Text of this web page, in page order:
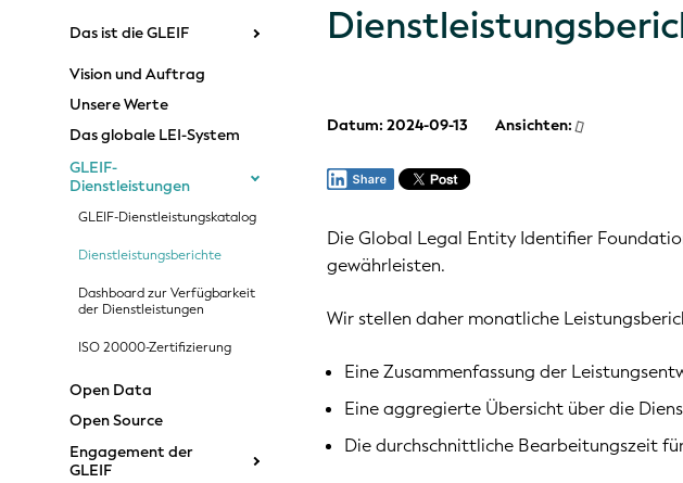
Das ist die GLEIF
Vision und Auftrag
Unsere Werte
Das globale LEI-System
GLEIF-
Dienstleistungen
GLEIF-Dienstleistungskatalog
Dienstleistungsberichte
Dashboard zur Verfügbarkeit
der Dienstleistungen
ISO 20000-Zertifizierung
Open Data
Open Source
Engagement der
GLEIF
Datum: 2024-09-13 Ansichten:
Die Global Legal Entity Identifier
gewährleisten.
Wir stellen daher monatliche
Eine Zusammenfassung der
Eine aggregierte Übersicht über die
Die durchschnittliche Bearbeitungszeit